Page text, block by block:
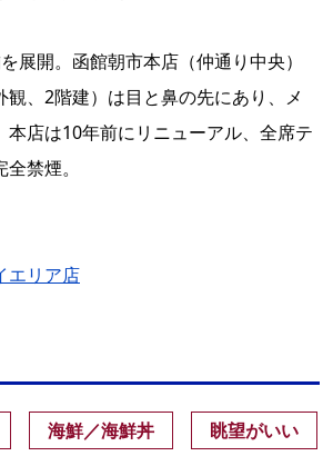
展開。函館朝市本店（仲通り中央）
観、2階建）は目と鼻の先にあり、メ
本店は10年前にリニューアル、全席テ
禁煙。
リア店
海鮮／海鮮丼 眺望がいい